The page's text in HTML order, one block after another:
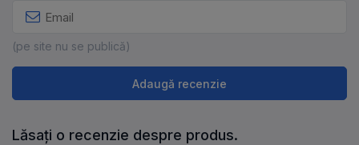
(pe site nu se publică)
Adaugă recenzie
Lăsați o recenzie despre produs.